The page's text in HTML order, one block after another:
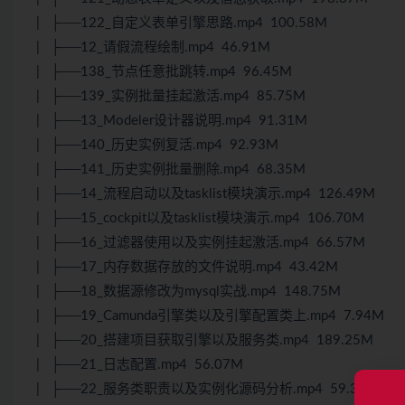
| ├──122_自定义表单引擎思路.mp4 100.58M
| ├──12_请假流程绘制.mp4 46.91M
| ├──138_节点任意批跳转.mp4 96.45M
| ├──139_实例批量挂起激活.mp4 85.75M
| ├──13_Modeler设计器说明.mp4 91.31M
| ├──140_历史实例复活.mp4 92.93M
| ├──141_历史实例批量删除.mp4 68.35M
| ├──14_流程启动以及tasklist模块演示.mp4 126.49M
| ├──15_cockpit以及tasklist模块演示.mp4 106.70M
| ├──16_过滤器使用以及实例挂起激活.mp4 66.57M
| ├──17_内存数据存放的文件说明.mp4 43.42M
| ├──18_数据源修改为mysql实战.mp4 148.75M
| ├──19_Camunda引擎类以及引擎配置类上.mp4 7.94M
| ├──20_搭建项目获取引擎以及服务类.mp4 189.25M
| ├──21_日志配置.mp4 56.07M
| ├──22_服务类职责以及实例化源码分析.mp4 59.31M